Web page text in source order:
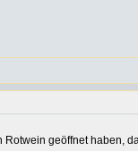
geöffnet haben,